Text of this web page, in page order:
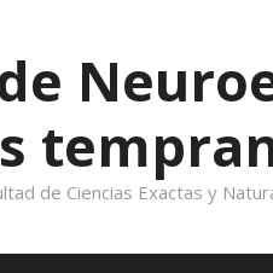
de Ciencias Exactas y